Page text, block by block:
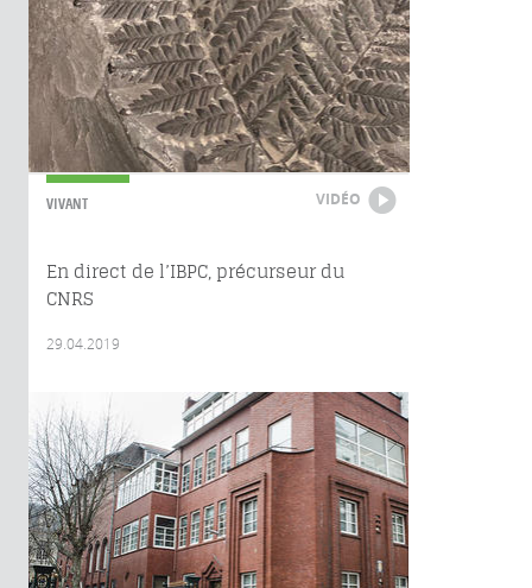
VIVANT VIDÉO
En direct de l’IBPC, précurseur du
CNRS
29.04.2019